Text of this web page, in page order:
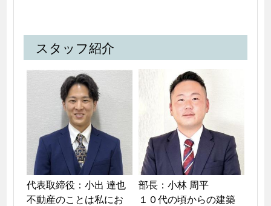
スタッフ紹介
代表取締役：小出 達也
不動産のことは私にお
部長：小林 周平
１０代の頃からの建築